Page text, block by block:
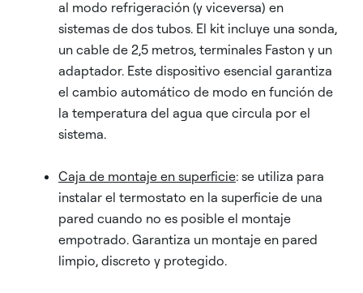
al modo refrigeración (y viceversa) en
sistemas de dos tubos. El kit incluye una sonda,
un cable de 2,5 metros, terminales Faston y un
adaptador. Este dispositivo esencial garantiza
el cambio automático de modo en función de
la temperatura del agua que circula por el
sistema.
Caja de montaje en superficie: se utiliza para
instalar el termostato en la superficie de una
pared cuando no es posible el montaje
empotrado. Garantiza un montaje en pared
limpio, discreto y protegido.